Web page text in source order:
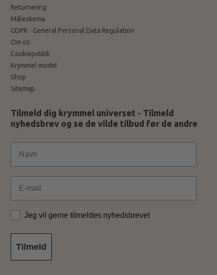
Returnering
Måleskema
GDPR - General Personal Data Regulation
Om os
Cookiepolitik
Krymmel model
Shop
Sitemap
Tilmeld dig krymmel universet - Tilmeld
nyhedsbrev og se de vilde tilbud før de andre
Email
Jeg vil gerne tilmeldes nyhedsbrevet
Tilmeld